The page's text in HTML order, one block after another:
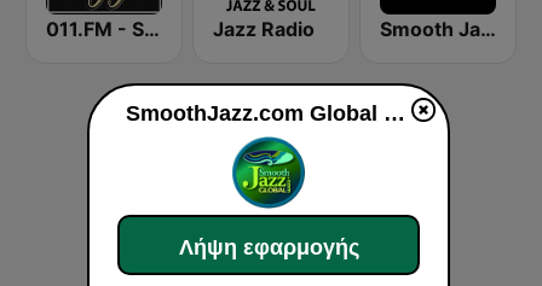
011.FM - Smooth Jazz Jazz Radio Smooth Jazz Tri-Cities WA
SmoothJazz.com Global Radio
Λήψη εφαρμογής